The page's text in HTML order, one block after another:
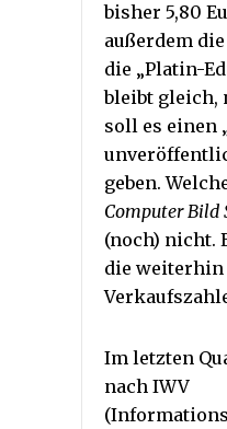
bisher 5,80
außerdem
die „Platin-
bleibt gleich,
soll es einen
geben.
Computer Bild
(noch) nicht.
die
Im letzten
nach IWV